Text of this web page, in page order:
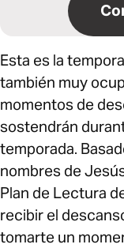
Esta es la
también muy
momentos de
sostendrán
temporada.
nombres de
Plan de Lectura
recibir el
tomarte un